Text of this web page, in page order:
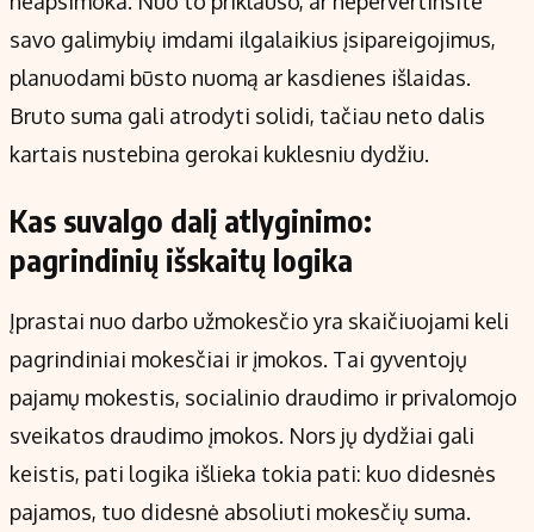
savo galimybių imdami ilgalaikius įsipareigojimus,
planuodami būsto nuomą ar kasdienes išlaidas.
Bruto suma gali atrodyti solidi, tačiau neto dalis
kartais nustebina gerokai kuklesniu dydžiu.
Kas suvalgo dalį atlyginimo:
pagrindinių išskaitų logika
Įprastai nuo darbo užmokesčio yra skaičiuojami keli
pagrindiniai mokesčiai ir įmokos. Tai gyventojų
pajamų mokestis, socialinio draudimo ir privalomojo
sveikatos draudimo įmokos. Nors jų dydžiai gali
keistis, pati logika išlieka tokia pati: kuo didesnės
pajamos, tuo didesnė absoliuti mokesčių suma.